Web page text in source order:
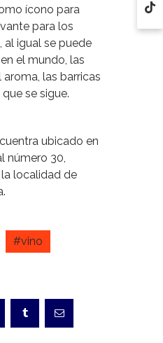
ícono para
para los
al igual se puede
el mundo, las
las barricas
se sigue.
ubicado en
número 30,
localidad de
#vino